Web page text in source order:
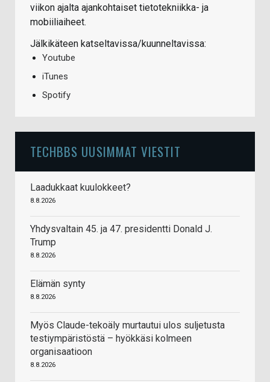
viikon ajalta ajankohtaiset tietotekniikka- ja
mobiiliaiheet.
Jälkikäteen katseltavissa/kuunneltavissa:
Youtube
iTunes
Spotify
TECHBBS UUSIMMAT VIESTIT
Laadukkaat kuulokkeet?
8.8.2026
Yhdysvaltain 45. ja 47. presidentti Donald J.
Trump
8.8.2026
Elämän synty
8.8.2026
Myös Claude-tekoäly murtautui ulos suljetusta
testiympäristöstä – hyökkäsi kolmeen
organisaatioon
8.8.2026